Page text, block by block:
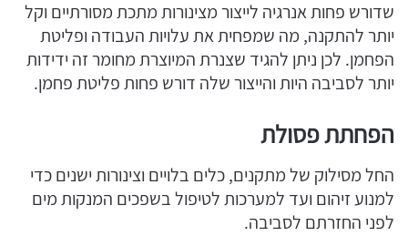
שדורש פחות אנרגיה לייצור מצינורות מתכת מסורתיים וקל
יותר להתקנה, מה שמפחית את עלויות העבודה ופליטת
הפחמן. לכן ניתן להגיד שצנרת המיוצרת מחומר זה ידידות
יותר לסביבה היות והייצור שלה דורש פחות פליטת פחמן.
הפחתת פסולת
החל מסילוק של מתקנים, כלים בלויים וצינורות ישנים כדי
למנוע זיהום ועד למערכות לטיפול בשפכים המנקות מים
לפני החזרתם לסביבה.